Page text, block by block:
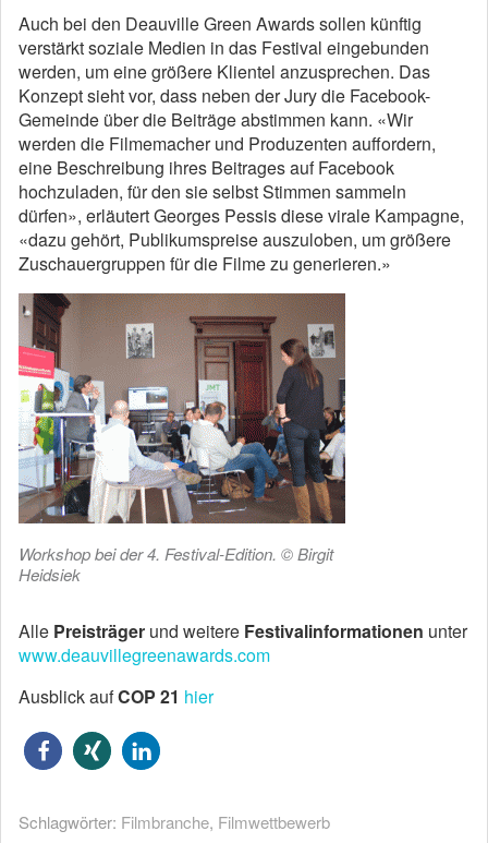
Auch bei den Deauville Green Awards sollen künftig
verstärkt soziale Medien in das ­Festival eingebunden
werden, um eine grö­ßere Klientel anzusprechen. Das
Konzept sieht vor, dass neben der Jury die Facebook-
Gemeinde über die Beiträge abstimmen kann. «Wir
werden die Filmemacher und Produzenten auffordern,
eine Beschreibung ihres Beitrages auf Facebook
hochzuladen, für den sie selbst Stimmen sammeln
dürfen», erläutert Georges Pessis diese virale Kampagne,
«dazu gehört, Publikumspreise auszuloben, um ­größere
Zuschauergruppen für die Filme zu generieren.»
Workshop bei der 4. Festival-Edition. © Birgit
Heidsiek
Alle Preisträger und weitere Festivalinformationen unter
www.deauvillegreenawards.com
Ausblick aufCOP 21 hier
Schlagwörter: Filmbranche, Filmwettbewerb